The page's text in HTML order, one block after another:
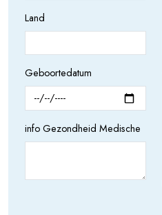
Land
Geboortedatum
info Gezondheid Medische